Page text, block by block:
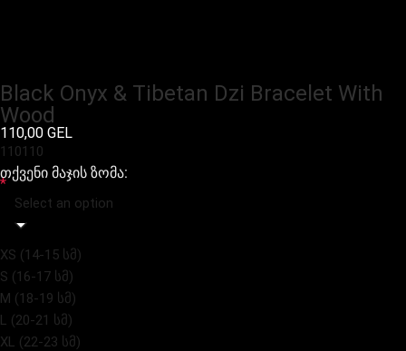
Black Onyx & Tibetan Dzi Bracelet With
Wood
110,00 GEL
110110
თქვენი მაჯის ზომა:
*
Select an option
XS (14-15 სმ)
S (16-17 სმ)
M (18-19 სმ)
L (20-21 სმ)
XL (22-23 სმ)